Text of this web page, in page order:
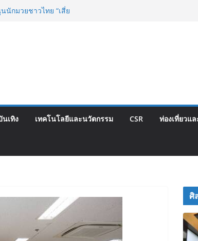
น ครั้งที่ 2 โครงการ
าชัย” เดินหน้าพัฒนา
ริ นำส่งอวัยวะหัวใจ ดวง
ทม. ส่งต่อพลังความ
นเทิง เทคโนโลยีและนวัตกรรม CSR ท่องเที่ยวแ
ศิ